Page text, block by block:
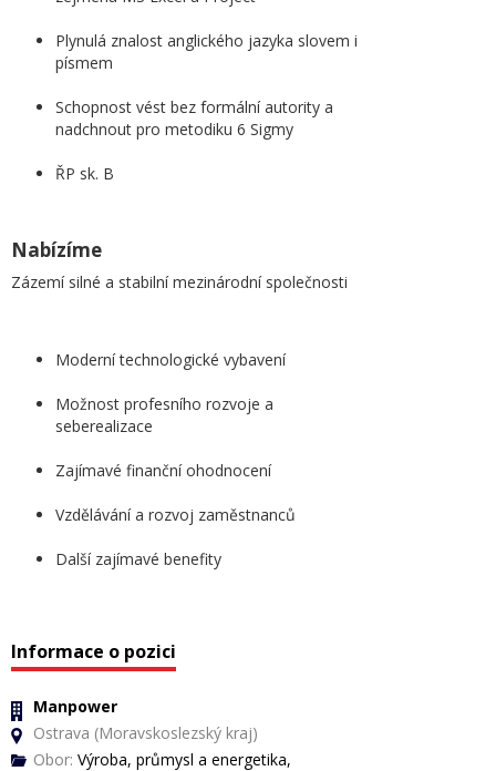
Plynulá znalost anglického jazyka slovem i
písmem
Schopnost vést bez formální autority a
nadchnout pro metodiku 6 Sigmy
ŘP sk. B
Nabízíme
Zázemí silné a stabilní mezinárodní společnosti
Moderní technologické vybavení
Možnost profesního rozvoje a
seberealizace
Zajímavé finanční ohodnocení
Vzdělávání a rozvoj zaměstnanců
Další zajímavé benefity
Informace o pozici
Manpower
Ostrava (Moravskoslezský kraj)
Obor: Výroba, průmysl a energetika,